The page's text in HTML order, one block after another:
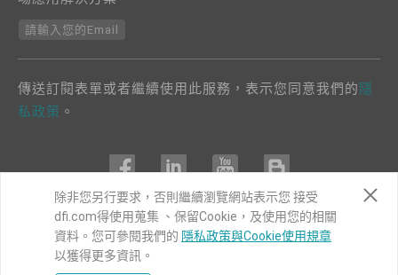
請輸入您的Email
傳送訂閱表單或者繼續使用此服務，表示您同意我們的 隱
私政策 。
COPYRIGHT©DFI2024. ALL RIGHTS RESERVED.
|隱私權政策
除非您另行要求，否則繼續瀏覽網站表示您 接受
dfi.com得使用蒐集 、保留Cookie，及使用您的相關
資料。您可參閱我們的 隱私政策與Cookie使用規章
以獲得更多資訊。